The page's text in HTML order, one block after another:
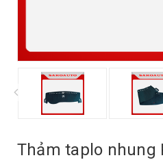
Thảm taplo nhung